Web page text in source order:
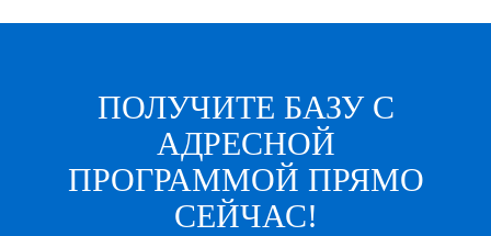
ПОЛУЧИТЕ БАЗУ С
АДРЕСНОЙ
ПРОГРАММОЙ ПРЯМО
СЕЙЧАС!